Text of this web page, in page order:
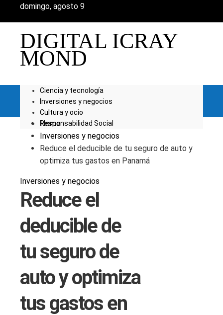
domingo, agosto 9
DIGITAL ICRAY
MOND
Ciencia y tecnología
Inversiones y negocios
Cultura y ocio
Responsabilidad Social
Home
Inversiones y negocios
Reduce el deducible de tu seguro de auto y
optimiza tus gastos en Panamá
Inversiones y negocios
Reduce el
deducible de
tu seguro de
auto y optimiza
tus gastos en